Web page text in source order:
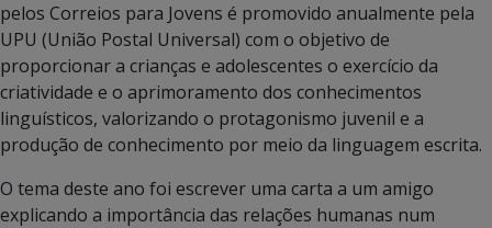
pelos Correios para Jovens é promovido anualmente pela
UPU (União Postal Universal) com o objetivo de
proporcionar a crianças e adolescentes o exercício da
criatividade e o aprimoramento dos conhecimentos
linguísticos, valorizando o protagonismo juvenil e a
produção de conhecimento por meio da linguagem escrita.
O tema deste ano foi escrever uma carta a um amigo
explicando a importância das relações humanas num